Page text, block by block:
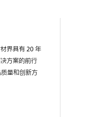
界具有 20 年
方案的前行
质量和创新方